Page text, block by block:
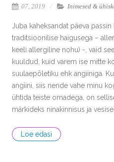
07, 2019 Inimesed &
Juba kaheksandat päeva
traditsioonilise haigusega –
keeli allergiline nohu) -, vaid
kuuldud, kuid varem ise mitte
suulaepõletiku ehk angiiniga.
angiini, siis nende vahe minu
ühtida teiste omadega, on
märkideks ninakinnisus ja
Loe edasi